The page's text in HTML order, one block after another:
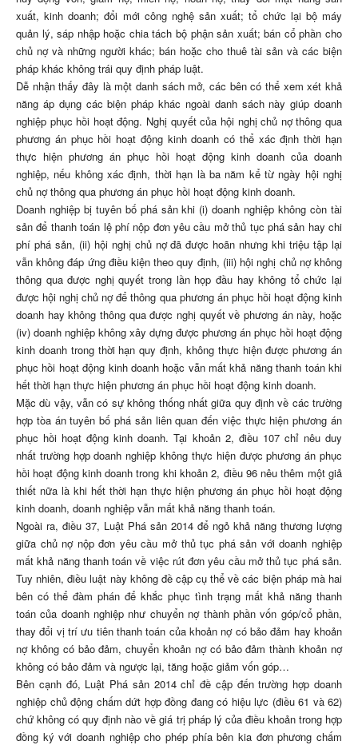
xuất, kinh doanh; đổi mới công nghệ sản xuất; tổ chức lại bộ máy
quản lý, sáp nhập hoặc chia tách bộ phận sản xuất; bán cổ phần cho
chủ nợ và những người khác; bán hoặc cho thuê tài sản và các biện
pháp khác không trái quy định pháp luật.
Dễ nhận thấy đây là một danh sách mở, các bên có thể xem xét khả
năng áp dụng các biện pháp khác ngoài danh sách này giúp doanh
nghiệp phục hồi hoạt động. Nghị quyết của hội nghị chủ nợ thông qua
phương án phục hồi hoạt động kinh doanh có thể xác định thời hạn
thực hiện phương án phục hồi hoạt động kinh doanh của doanh
nghiệp, nếu không xác định, thời hạn là ba năm kể từ ngày hội nghị
chủ nợ thông qua phương án phục hồi hoạt động kinh doanh.
Doanh nghiệp bị tuyên bố phá sản khi (i) doanh nghiệp không còn tài
sản để thanh toán lệ phí nộp đơn yêu cầu mở thủ tục phá sản hay chi
phí phá sản, (ii) hội nghị chủ nợ đã được hoãn nhưng khi triệu tập lại
vẫn không đáp ứng điều kiện theo quy định, (iii) hội nghị chủ nợ không
thông qua được nghị quyết trong lần họp đầu hay không tổ chức lại
được hội nghị chủ nợ để thông qua phương án phục hồi hoạt động kinh
doanh hay không thông qua được nghị quyết về phương án này, hoặc
(iv) doanh nghiệp không xây dựng được phương án phục hồi hoạt động
kinh doanh trong thời hạn quy định, không thực hiện được phương án
phục hồi hoạt động kinh doanh hoặc vẫn mất khả năng thanh toán khi
hết thời hạn thực hiện phương án phục hồi hoạt động kinh doanh.
Mặc dù vậy, vẫn có sự không thống nhất giữa quy định về các trường
hợp tòa án tuyên bố phá sản liên quan đến việc thực hiện phương án
phục hồi hoạt động kinh doanh. Tại khoản 2, điều 107 chỉ nêu duy
nhất trường hợp doanh nghiệp không thực hiện được phương án phục
hồi hoạt động kinh doanh trong khi khoản 2, điều 96 nêu thêm một giả
thiết nữa là khi hết thời hạn thực hiện phương án phục hồi hoạt động
kinh doanh, doanh nghiệp vẫn mất khả năng thanh toán.
Ngoài ra, điều 37, Luật Phá sản 2014 để ngỏ khả năng thương lượng
giữa chủ nợ nộp đơn yêu cầu mở thủ tục phá sản với doanh nghiệp
mất khả năng thanh toán về việc rút đơn yêu cầu mở thủ tục phá sản.
Tuy nhiên, điều luật này không đề cập cụ thể về các biện pháp mà hai
bên có thể đàm phán để khắc phục tình trạng mất khả năng thanh
toán của doanh nghiệp như chuyển nợ thành phần vốn góp/cổ phần,
thay đổi vị trí ưu tiên thanh toán của khoản nợ có bảo đảm hay khoản
nợ không có bảo đảm, chuyển khoản nợ có bảo đảm thành khoản nợ
không có bảo đảm và ngược lại, tăng hoặc giảm vốn góp…
Bên cạnh đó, Luật Phá sản 2014 chỉ đề cập đến trường hợp doanh
nghiệp chủ động chấm dứt hợp đồng đang có hiệu lực (điều 61 và 62)
chứ không có quy định nào về giá trị pháp lý của điều khoản trong hợp
đồng ký với doanh nghiệp cho phép phía bên kia đơn phương chấm